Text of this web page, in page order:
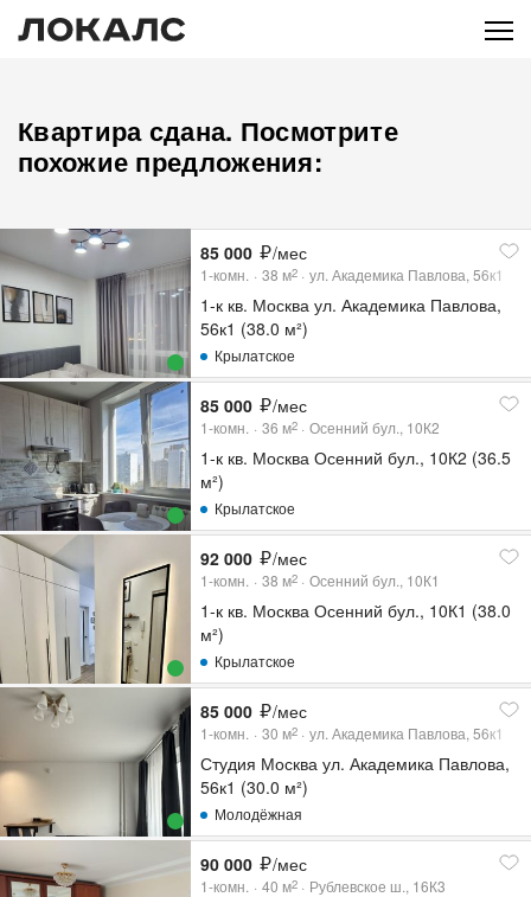
Квартира сдана. Посмотрите
похожие предложения:
85 000 /мес
1-комн. 38 м2 ул. Академика Павлова, 56к1
1-к кв. Москва ул. Академика Павлова,
56к1 (38.0 м²)
Крылатское
85 000 /мес
1-комн. 36 м2 Осенний бул., 10К2
1-к кв. Москва Осенний бул., 10К2 (36.5
м²)
Крылатское
92 000 /мес
1-комн. 38 м2 Осенний бул., 10К1
1-к кв. Москва Осенний бул., 10К1 (38.0
м²)
Крылатское
85 000 /мес
1-комн. 30 м2 ул. Академика Павлова, 56к1
Студия Москва ул. Академика Павлова,
56к1 (30.0 м²)
Молодёжная
90 000 /мес
1-комн. 40 м2 Рублевское ш., 16К3